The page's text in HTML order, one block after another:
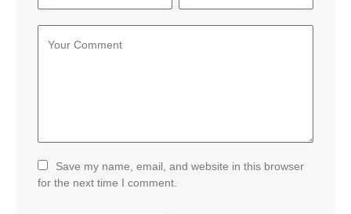
Save my name, email, and website in this browser
for the next time I comment.